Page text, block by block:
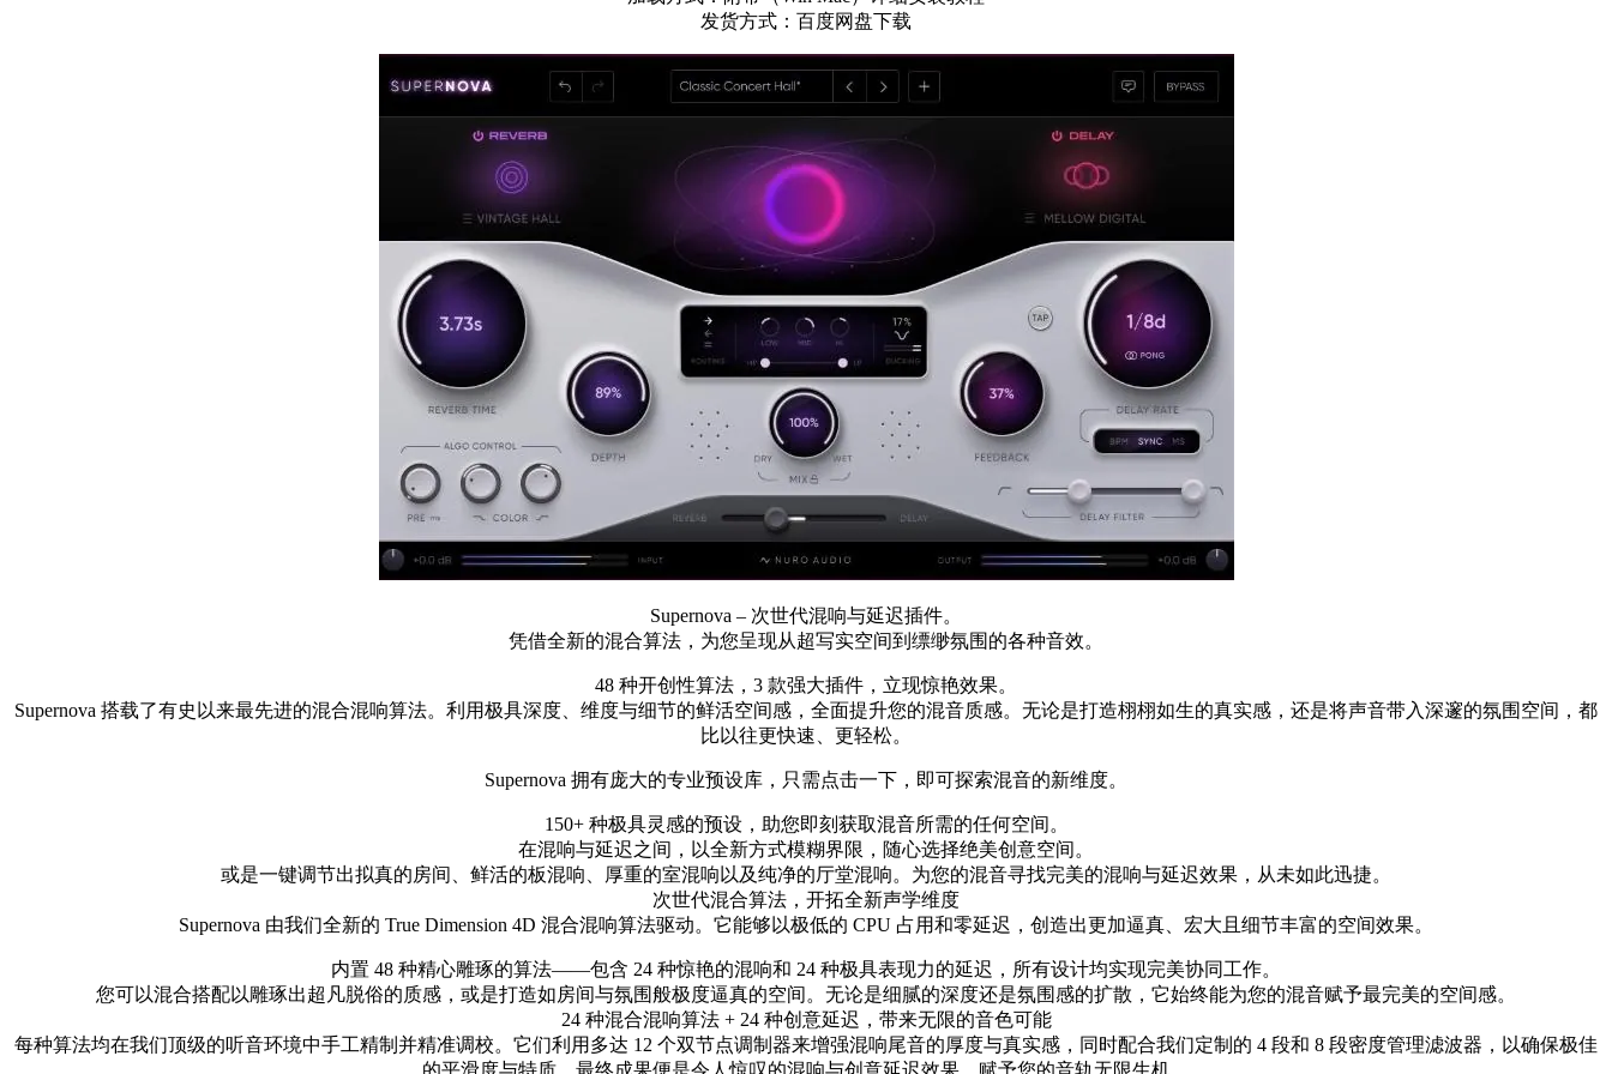
发货方式：百度网盘下载
Supernova – 次世代混响与延迟插件。
凭借全新的混合算法，为您呈现从超写实空间到缥缈氛围的各种音效。
48 种开创性算法，3 款强大插件，立现惊艳效果。
Supernova 搭载了有史以来最先进的混合混响算法。利用极具深度、维度与细节的鲜活空间感，全面提升您的混音质感。无论是打造栩栩如生的真实感，还是将声音带入深邃的氛围空间，都
比以往更快速、更轻松。
Supernova 拥有庞大的专业预设库，只需点击一下，即可探索混音的新维度。
150+ 种极具灵感的预设，助您即刻获取混音所需的任何空间。
在混响与延迟之间，以全新方式模糊界限，随心选择绝美创意空间。
或是一键调节出拟真的房间、鲜活的板混响、厚重的室混响以及纯净的厅堂混响。为您的混音寻找完美的混响与延迟效果，从未如此迅捷。
次世代混合算法，开拓全新声学维度
Supernova 由我们全新的 True Dimension 4D 混合混响算法驱动。它能够以极低的 CPU 占用和零延迟，创造出更加逼真、宏大且细节丰富的空间效果。
内置 48 种精心雕琢的算法——包含 24 种惊艳的混响和 24 种极具表现力的延迟，所有设计均实现完美协同工作。
您可以混合搭配以雕琢出超凡脱俗的质感，或是打造如房间与氛围般极度逼真的空间。无论是细腻的深度还是氛围感的扩散，它始终能为您的混音赋予最完美的空间感。
24 种混合混响算法 + 24 种创意延迟，带来无限的音色可能
每种算法均在我们顶级的听音环境中手工精制并精准调校。它们利用多达 12 个双节点调制器来增强混响尾音的厚度与真实感，同时配合我们定制的 4 段和 8 段密度管理滤波器，以确保极佳
的平滑度与特质。最终成果便是令人惊叹的混响与创意延迟效果，赋予您的音轨无限生机。